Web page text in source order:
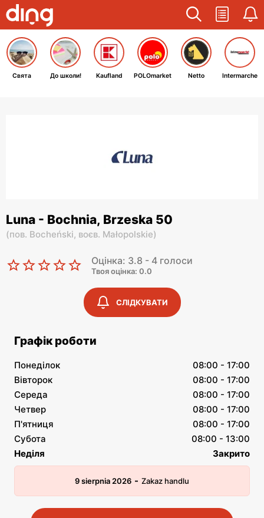
Свята До школи! Kaufland POLOmarket Netto Intermarche
Luna - Bochnia, Brzeska 50
(пов. Bocheński, воєв. Małopolskie)
Оцінка: 3.8 - 4 голоси
Твоя оцінка: 0.0
СЛІДКУВАТИ
Графік роботи
Понеділок
08:00 - 17:00
Вівторок
08:00 - 17:00
Середа
08:00 - 17:00
Четвер
08:00 - 17:00
П'ятниця
08:00 - 17:00
Субота
08:00 - 13:00
Неділя
Закрито
9 sierpnia 2026 - Zakaz handlu